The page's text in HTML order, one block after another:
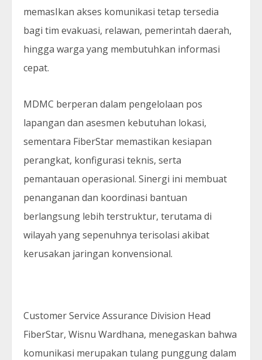
memasIkan akses komunikasi tetap tersedia
bagi tim evakuasi, relawan, pemerintah daerah,
hingga warga yang membutuhkan informasi
cepat.
MDMC berperan dalam pengelolaan pos
lapangan dan asesmen kebutuhan lokasi,
sementara FiberStar memastikan kesiapan
perangkat, konfigurasi teknis, serta
pemantauan operasional. Sinergi ini membuat
penanganan dan koordinasi bantuan
berlangsung lebih terstruktur, terutama di
wilayah yang sepenuhnya terisolasi akibat
kerusakan jaringan konvensional.
Customer Service Assurance Division Head
FiberStar, Wisnu Wardhana, menegaskan bahwa
komunikasi merupakan tulang punggung dalam